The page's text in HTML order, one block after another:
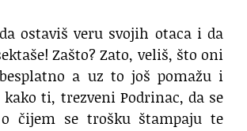
ostaviš veru svojih otaca i da
Zašto? Zato, veliš, što oni
a uz to još pomažu i
kako ti, trezveni Podrinac, da se
čijem se trošku štampaju te